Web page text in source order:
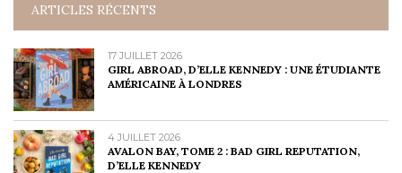
ARTICLES RÉCENTS
17 JUILLET 2026
GIRL ABROAD, D’ELLE KENNEDY : UNE ÉTUDIANTE
AMÉRICAINE À LONDRES
4 JUILLET 2026
AVALON BAY, TOME 2 : BAD GIRL REPUTATION,
D’ELLE KENNEDY